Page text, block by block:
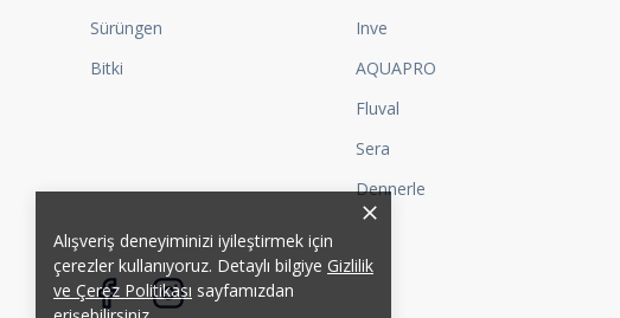
Alışveriş deneyiminizi iyileştirmek için
çerezler kullanıyoruz. Detaylı bilgiye Gizlilik
ve Çerez Politikası sayfamızdan
Sürüngen
Bitki
Inve
AQUAPRO
Fluval
Sera
Dennerle